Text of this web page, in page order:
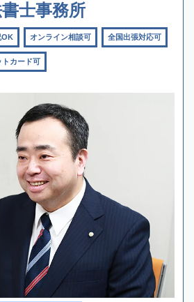
士事務所
OK オンライン相談可 全国出張対応可
トカード可